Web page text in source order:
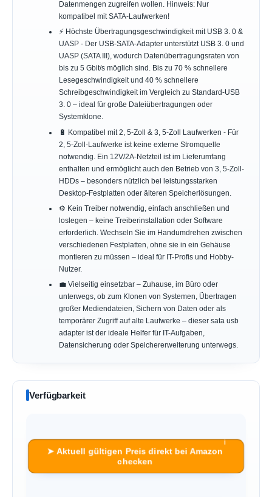
Datenmengen zugreifen wollen. Hinweis: Nur
kompatibel mit SATA-Laufwerken!
⚡ Höchste Übertragungsgeschwindigkeit mit USB 3. 0 &
UASP - Der USB-SATA-Adapter unterstützt USB 3. 0 und
UASP (SATA III), wodurch Datenübertragungsraten von
bis zu 5 Gbit/s möglich sind. Bis zu 70 % schnellere
Lesegeschwindigkeit und 40 % schnellere
Schreibgeschwindigkeit im Vergleich zu Standard-USB
3. 0 – ideal für große Dateiübertragungen oder
Systemklone.
🔋 Kompatibel mit 2, 5-Zoll & 3, 5-Zoll Laufwerken - Für
2, 5-Zoll-Laufwerke ist keine externe Stromquelle
notwendig. Ein 12V/2A-Netzteil ist im Lieferumfang
enthalten und ermöglicht auch den Betrieb von 3, 5-Zoll-
HDDs – besonders nützlich bei leistungsstarken
Desktop-Festplatten oder älteren Speicherlösungen.
⚙️ Kein Treiber notwendig, einfach anschließen und
loslegen – keine Treiberinstallation oder Software
erforderlich. Wechseln Sie im Handumdrehen zwischen
verschiedenen Festplatten, ohne sie in ein Gehäuse
montieren zu müssen – ideal für IT-Profis und Hobby-
Nutzer.
💼 Vielseitig einsetzbar – Zuhause, im Büro oder
unterwegs, ob zum Klonen von Systemen, Übertragen
großer Mediendateien, Sichern von Daten oder als
temporärer Zugriff auf alte Laufwerke – dieser sata usb
adapter ist der ideale Helfer für IT-Aufgaben,
Datensicherung oder Speichererweiterung unterwegs.
Verfügbarkeit
➤ Aktuell gültigen Preis direkt bei Amazon
checken
ℹ︎